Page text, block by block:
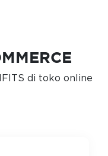
di toko online